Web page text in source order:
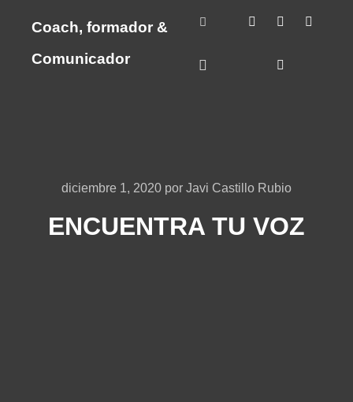
Coach, formador &
Comunicador
diciembre 1, 2020 por Javi Castillo Rubio
ENCUENTRA TU VOZ